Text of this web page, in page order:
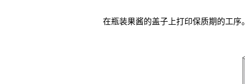
在瓶装果酱的盖子上打印保质期的工序。